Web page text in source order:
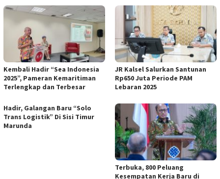
Kembali Hadir “Sea Indonesia
2025”, Pameran Kemaritiman
Terlengkap dan Terbesar
JR Kalsel Salurkan Santunan
Rp650 Juta Periode PAM
Lebaran 2025
Hadir, Galangan Baru “Solo
Trans Logistik” Di Sisi Timur
Marunda
Terbuka, 800 Peluang
Kesempatan Kerja Baru di